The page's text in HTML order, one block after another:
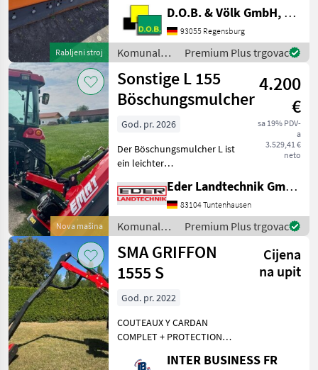
Rabljeni stroj
PSV Gleitkufensatz
Standard Komunalna
oprema i vozila Zimska
oprema
D.O.B. & Völk GmbH, Filiale Regensburg
93055 Regensburg
Komunalna
oprema i
vozila /
Samasz
Premium Plus trgovac
Nova mašina
Sonstige L 155
Böschungsmulcher
4.200
€
sa 19% PDV-
a
3.529,41 €
neto
God. pr. 2026
Der Böschungsmulcher L ist
ein leichter
Parallelogrammführung
und die ideale Lösung für
Traktoren mit geringerer
Leistung (Ab 25 PS). Er
eignet s
Eder Landtechnik GmbH
83104 Tuntenhausen
Komunalna
oprema i
vozila /
Sonstige
Premium Plus trgovac
SMA GRIFFON
1555 S
Cijena
na upit
God. pr. 2022
COUTEAUX Y CARDAN
COMPLET + PROTECTION
HEURES Komunalna
INTER BUSINESS FR